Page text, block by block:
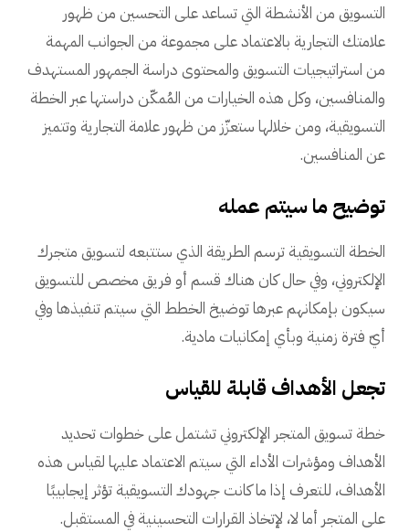
التسويق من الأنشطة التي تساعد على التحسين من ظهور
علامتك التجارية بالاعتماد على مجموعة من الجوانب المهمة
من استراتيجيات التسويق والمحتوى دراسة الجمهور المستهدف
والمنافسين، وكل هذه الخيارات من المُمكّن دراستها عبر الخطة
التسويقية، ومن خلالها ستعزّز من ظهور علامة التجارية وتتميز
عن المنافسين.
توضيح ما سيتم عمله
الخطة التسويقية ترسم الطريقة الذي ستتبعه لتسويق متجرك
الإلكتروني، وفي حال كان هناك قسم أو فريق مخصص للتسويق
سيكون بإمكانهم عبرها توضيخ الخطط التي سيتم تنفيذها وفي
أيّ فترة زمنية وبأي إمكانيات مادية.
تجعل الأهداف قابلة للقياس
خطة تسويق المتجر الإلكتروني تشتمل على خطوات تحديد
الأهداف ومؤشرات الأداء التي سيتم الاعتماد عليها لقياس هذه
الأهداف، للتعرف إذا ما كانت جهودك التسويقية تؤثر إيجابيبًا
على المتجر أما لا، لإتخاذ القرارات التحسينية في المستقبل.